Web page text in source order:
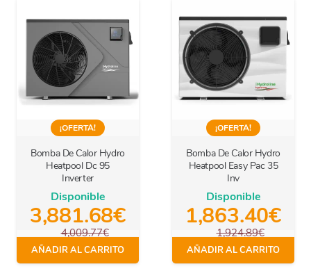
¡OFERTA!
Bomba De Calor Hydro
Heatpool Dc 95
Inverter
Disponible
3,881.68€
4,009.77€
IVA Incl.
AÑADIR AL CARRITO
¡OFERTA!
Bomba De Calor Hydro
Heatpool Easy Pac 35
Inv
Disponible
1,863.40€
1,924.89€
IVA Incl.
AÑADIR AL CARRITO